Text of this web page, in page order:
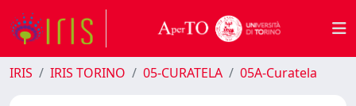
IRIS IRIS TORINO 05-CURATELA 05A-Curatela